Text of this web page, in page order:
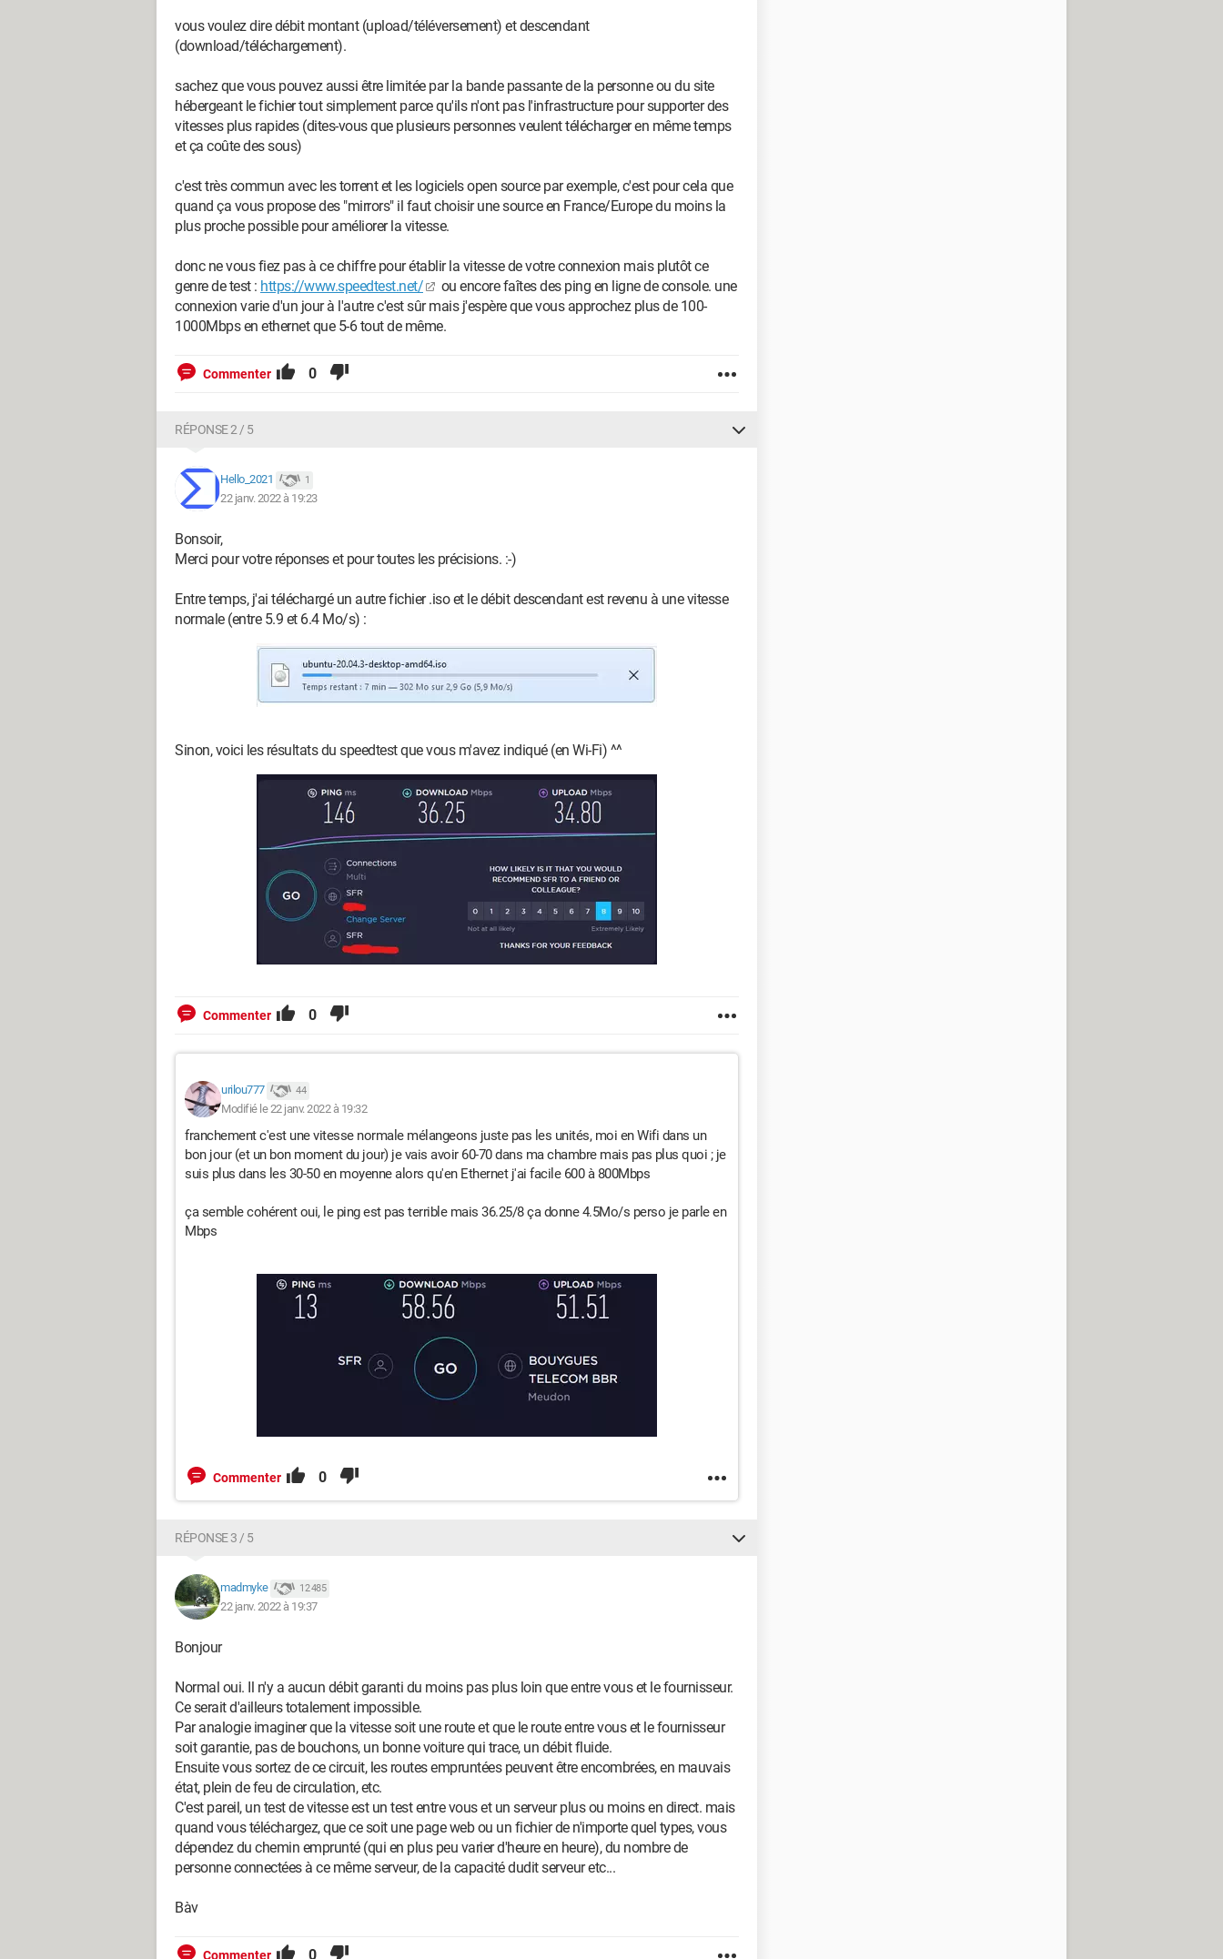
PS : Je suis chez SFR
Merci d'avance ! :-)
vous voulez dire débit montant (upload/téléversement) et descendant
(download/téléchargement).
sachez que vous pouvez aussi être limitée par la bande passante de la personne ou du site
hébergeant le fichier tout simplement parce qu'ils n'ont pas l'infrastructure pour supporter des
vitesses plus rapides (dites-vous que plusieurs personnes veulent télécharger en même temps
et ça coûte des sous)
c'est très commun avec les torrent et les logiciels open source par exemple, c'est pour cela que
quand ça vous propose des "mirrors" il faut choisir une source en France/Europe du moins la
plus proche possible pour améliorer la vitesse.
donc ne vous fiez pas à ce chiffre pour établir la vitesse de votre connexion mais plutôt ce
genre de test : https://www.speedtest.net/
ou encore faîtes des ping en ligne de console. une
connexion varie d'un jour à l'autre c'est sûr mais j'espère que vous approchez plus de 100-
1000Mbps en ethernet que 5-6 tout de même.
Commenter 0
RÉPONSE 2 / 5
Hello_2021 1
22 janv. 2022 à 19:23
Bonsoir,
Merci pour votre réponses et pour toutes les précisions. :-)
Entre temps, j'ai téléchargé un autre fichier .iso et le débit descendant est revenu à une vitesse
normale (entre 5.9 et 6.4 Mo/s) :
Sinon, voici les résultats du speedtest que vous m'avez indiqué (en Wi-Fi) ^^
Commenter 0
urilou777 44
Modifié le 22 janv. 2022 à 19:32
franchement c'est une vitesse normale mélangeons juste pas les unités, moi en Wifi dans un
bon jour (et un bon moment du jour) je vais avoir 60-70 dans ma chambre mais pas plus quoi ; je
suis plus dans les 30-50 en moyenne alors qu'en Ethernet j'ai facile 600 à 800Mbps
ça semble cohérent oui, le ping est pas terrible mais 36.25/8 ça donne 4.5Mo/s perso je parle en
Mbps
Commenter 0
RÉPONSE 3 / 5
madmyke 12 485
22 janv. 2022 à 19:37
Bonjour
Normal oui. Il n'y a aucun débit garanti du moins pas plus loin que entre vous et le fournisseur.
Ce serait d'ailleurs totalement impossible.
Par analogie imaginer que la vitesse soit une route et que le route entre vous et le fournisseur
soit garantie, pas de bouchons, un bonne voiture qui trace, un débit fluide.
Ensuite vous sortez de ce circuit, les routes empruntées peuvent être encombrées, en mauvais
état, plein de feu de circulation, etc.
C'est pareil, un test de vitesse est un test entre vous et un serveur plus ou moins en direct. mais
quand vous téléchargez, que ce soit une page web ou un fichier de n'importe quel types, vous
dépendez du chemin emprunté (qui en plus peu varier d'heure en heure), du nombre de
personne connectées à ce même serveur, de la capacité dudit serveur etc...
Bàv
Commenter 0